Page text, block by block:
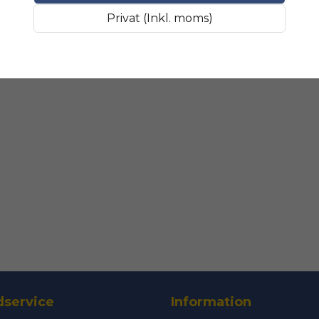
Fråga oss något om
Namn
SLIPMATERIAL Smala
Privat (Inkl. moms)
Information